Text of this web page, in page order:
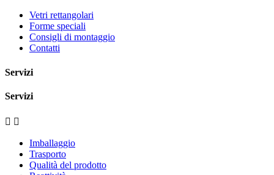
Vetri rettangolari
Forme speciali
Consigli di montaggio
Contatti
Servizi
Servizi
 
Imballaggio
Trasporto
Qualità del prodotto